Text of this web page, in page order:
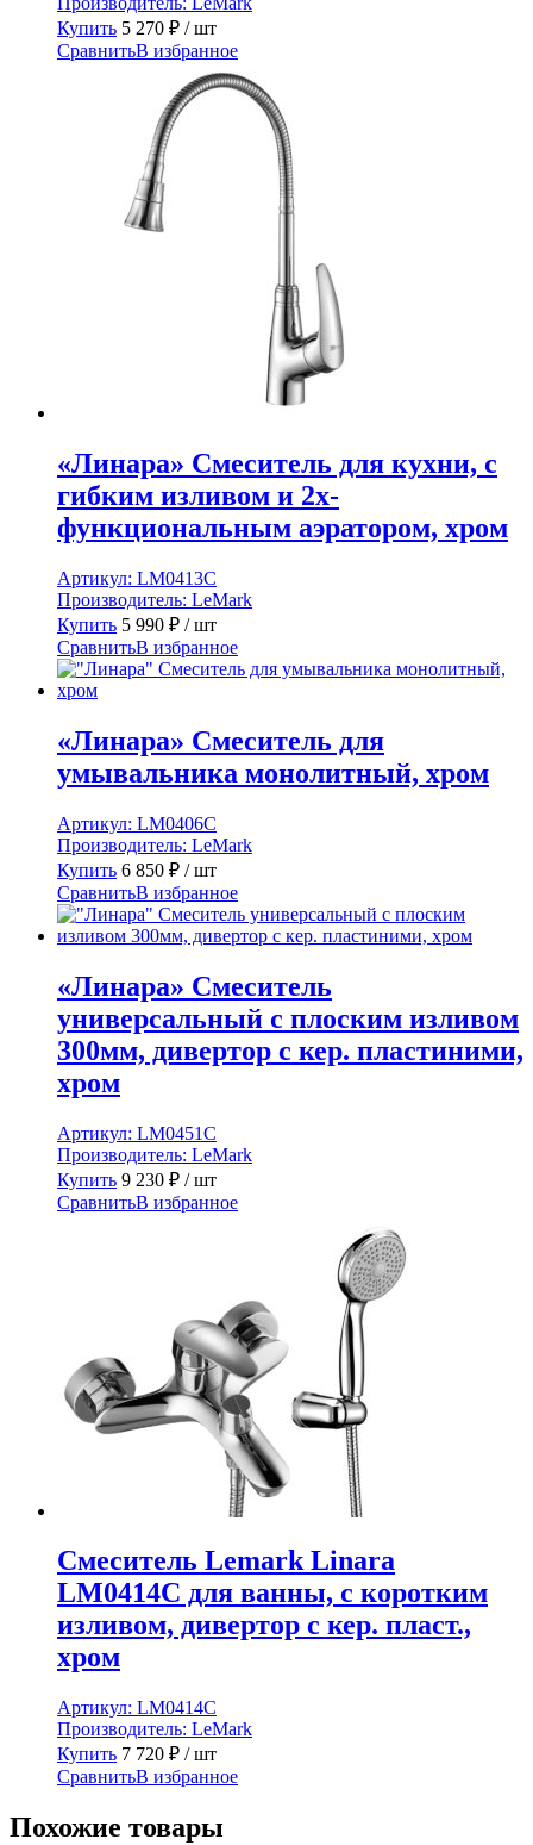
Купить 5 270 ₽ / шт
СравнитьВ избранное
«Линара» Смеситель для кухни, с
гибким изливом и 2х-
функциональным аэратором, хром
Артикул: LM0413C
Производитель: LeMark
Купить 5 990 ₽ / шт
СравнитьВ избранное
«Линара» Смеситель для
умывальника монолитный, хром
Артикул: LM0406C
Производитель: LeMark
Купить 6 850 ₽ / шт
СравнитьВ избранное
«Линара» Смеситель
универсальный с плоским изливом
300мм, дивертор с кер. пластиними,
хром
Артикул: LM0451C
Производитель: LeMark
Купить 9 230 ₽ / шт
СравнитьВ избранное
Смеситель Lemark Linara
LM0414C для ванны, с коротким
изливом, дивертор с кер. пласт.,
хром
Артикул: LM0414C
Производитель: LeMark
Купить 7 720 ₽ / шт
СравнитьВ избранное
Похожие товары